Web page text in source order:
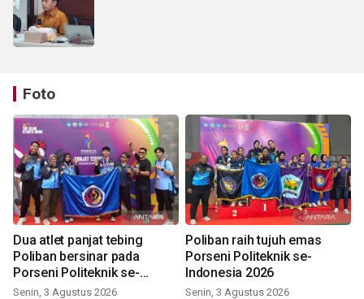
Foto
Dua atlet panjat tebing
Poliban bersinar pada
Porseni Politeknik se-
Indonesia 2026
Senin, 3 Agustus 2026
Poliban raih tujuh emas
Porseni Politeknik se-
Indonesia 2026
Senin, 3 Agustus 2026